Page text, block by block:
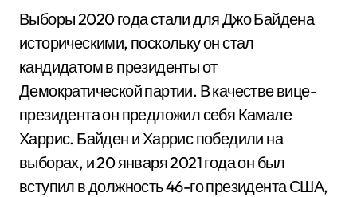
Выборы 2020 года стали для Джо Байдена
историческими, поскольку он стал
кандидатом в президенты от
Демократической партии. В качестве вице-
президента он предложил себя Камале
Харрис. Байден и Харрис победили на
выборах, и 20 января 2021 года он был
вступил в должность 46-го президента США,